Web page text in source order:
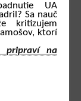
UA
Sa nauč
kritizujem
ktorí
pripraví na